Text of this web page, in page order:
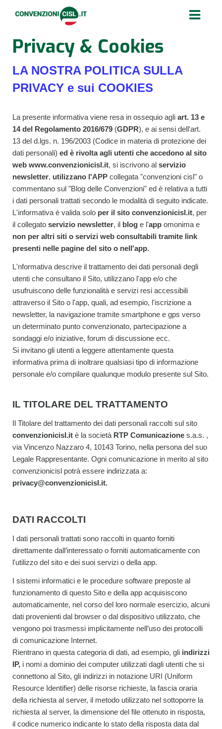
Privacy & Cookies
LA NOSTRA POLITICA SULLA
PRIVACY e sui COOKIES
La presente informativa viene resa in ossequio agli art. 13 e
14 del Regolamento 2016/679 (GDPR), e ai sensi dell'art.
13 del d.lgs. n. 196/2003 (Codice in materia di protezione dei
dati personali) ed è rivolta agli utenti che accedono al sito
web www.convenzionicisl.it, si iscrivono al servizio
newsletter, utilizzano l'APP collegata "convenzioni cisl" o
commentano sul "Blog delle Convenzioni" ed è relativa a tutti
i dati personali trattati secondo le modalità di seguito indicate.
L'informativa è valida solo per il sito convenzionicisl.it, per
il collegato servizio newsletter, il blog e l'app omonima e
non per altri siti o servizi web consultabili tramite link
presenti nelle pagine del sito o nell'app.
L'nformativa descrive il trattamento dei dati personali degli
utenti che consultano il Sito, utilizzano l'app e/o che
usufruiscono delle funzionalità e servizi resi accessibili
attraverso il Sito o l'app, quali, ad esempio, l'iscrizione a
newsletter, la navigazione tramite smartphone e gps verso
un determinato punto convenzionato, partecipazione a
sondaggi e/o iniziative, forum di discussione ecc.
Si invitano gli utenti a leggere attentamente questa
informativa prima di inoltrare qualsiasi tipo di informazione
personale e/o compilare qualunque modulo presente sul Sito.
IL TITOLARE DEL TRATTAMENTO
Il Titolare del trattamento dei dati personali raccolti sul sito
convenzionicisl.it è la società RTP Comunicazione s.a.s. ,
via Vincenzo Nazzaro 4, 10143 Torino, nella persona del suo
Legale Rappresentante. Ogni comunicazione in merito al sito
convenzionicisl potrà essere indirizzata a:
privacy@convenzionicisl.it.
DATI RACCOLTI
I dati personali trattati sono raccolti in quanto forniti
direttamente dall’interessato o forniti automaticamente con
l'utilizzo del sito e dei suoi servizi o della app.
I sistemi informatici e le procedure software preposte al
funzionamento di questo Sito e della app acquisiscono
automaticamente, nel corso del loro normale esercizio, alcuni
dati provenienti dal browser o dal dispositivo utilizzato, che
vengono poi trasmessi implicitamente nell’uso dei protocolli
di comunicazione Internet.
Rientrano in questa categoria di dati, ad esempio, gli indirizzi
IP, i nomi a dominio dei computer utilizzati dagli utenti che si
connettono al Sito, gli indirizzi in notazione URI (Uniform
Resource Identifier) delle risorse richieste, la fascia oraria
della richiesta al server, il metodo utilizzato nel sottoporre la
richiesta al server, la dimensione del file ottenuto in risposta,
il codice numerico indicante lo stato della risposta data dal